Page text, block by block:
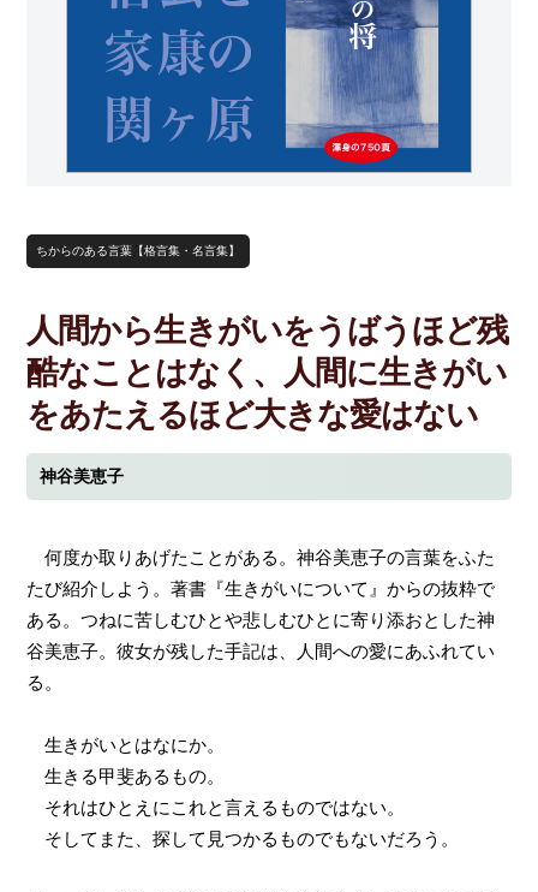
ちからのある言葉【格言集・名言集】
人間から生きがいをうばうほど残
酷なことはなく、人間に生きがい
をあたえるほど大きな愛はない
神谷美恵子
何度か取りあげたことがある。神谷美恵子の言葉をふた
たび紹介しよう。著書『生きがいについて』からの抜粋で
ある。つねに苦しむひとや悲しむひとに寄り添おとした神
谷美恵子。彼女が残した手記は、人間への愛にあふれてい
る。
生きがいとはなにか。
生きる甲斐あるもの。
それはひとえにこれと言えるものではない。
そしてまた、探して見つかるものでもないだろう。